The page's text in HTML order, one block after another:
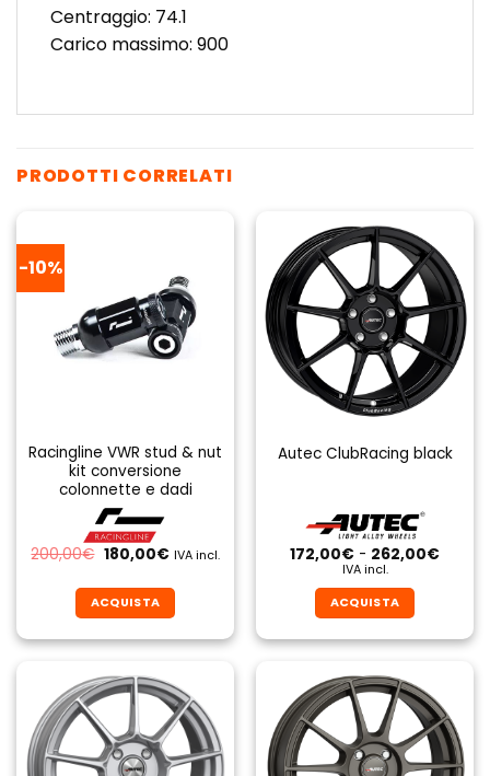
Centraggio: 74.1
Carico massimo: 900
PRODOTTI CORRELATI
-10%
Racingline VWR stud & nut
kit conversione
colonnette e dadi
200,00€ Il
prezzo
era:
200,00€.
180,00€Il
è:
180,00€.
IVA incl.
ACQUISTA
prodotto
ha
più
varianti.
Le
opzioni
Autec ClubRacing black
172,00€ - 262,00€Fascia
IVA incl.
ACQUISTA
prodotto
ha
più
varianti.
Le
opzioni